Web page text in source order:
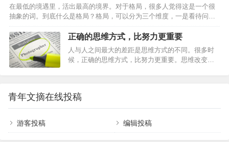
施加不必要的压力，然后让自己变得不堪重负。2.一个冷知识：屏蔽力
是一个人最顶级的能力，任何消耗你的人和事，多看一眼都是你的不
对。3.很喜欢尼采的这段话：获得真正自由的方法是要学会自我控制。
如果情绪总是处于失控状态，就会被感情牵着鼻子走，丧失自由。所
以…
在最低的境遇里，活出最高的境界。对于格局，很多人觉得这是一个很
抽象的词。到底什么是格局？格局，可以分为三个维度，一是看待问题
的高度，二是看待问题的长度，三是看待问题的深度。高度，一个人的
立脚点不同，决定了看问题的高度不同，就像你从一个职员的角度出发
和从一个领导的角度出发，所考虑的问题、所做的决策自然是不同的，
也就是大局观，一个高瞻远瞩的人总能从全局出发、长远出发。所以，
遇到问题，不要老是走自己的老路，从自己的角度出发，而要学会跳
正确的思维方式，比努力更重要
人与人之间最大的差距是思维方式的不同。很多时
候，正确的思维方式，比努力更重要。思维改变一
己的店铺前亮出一块广告牌。最先挂出的广告牌，
醒目地写着： “本店拥有伦敦最好的裁缝。”第二家
老板见了，不甘示弱，立即挂出一块同样大小的广
告牌，上书： “本店拥有英国最好的裁缝。”看到这
青年文摘在线投稿
游客投稿 编辑投稿